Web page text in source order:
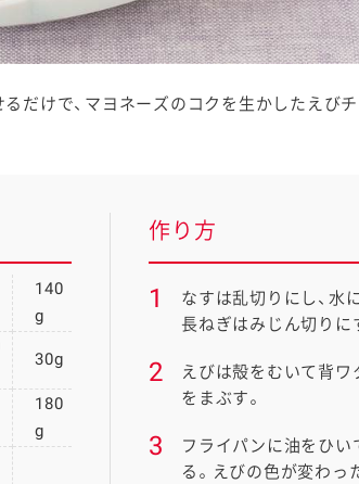
だけで、マヨネーズのコクを生かしたえび
140
g
30g
180
g
作り方
1
なすは乱切りにし、水
長ねぎはみじん切りに
2
えびは殻をむいて背ワ
をまぶす。
3
フライパンに油をひ
る。えびの色が変わ